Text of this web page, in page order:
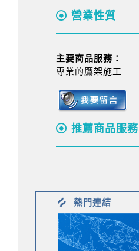
營業性質
主要商品服務：
專業的鷹架施工
推薦商品服務
熱門連結